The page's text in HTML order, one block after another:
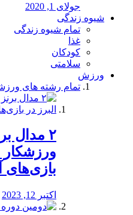
جولای 1, 2020
شیوه زندگی
تمام شیوه زندگی
غذا
کودکان
سلامتی
ورزش
تمام رشته های
ورزشکار
بازی‌های
اکتبر 12, 2023